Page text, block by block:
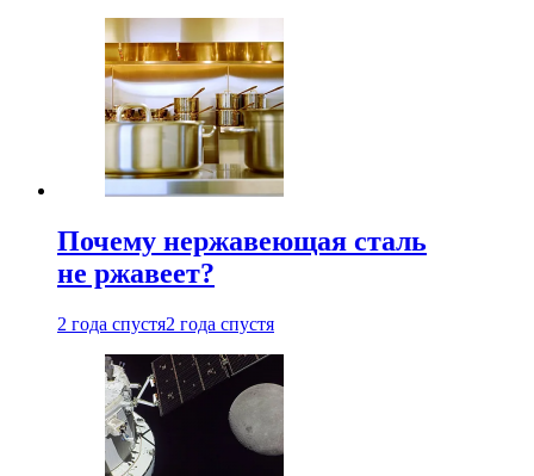
Почему нержавеющая сталь
не ржавеет?
2 года спустя2 года спустя